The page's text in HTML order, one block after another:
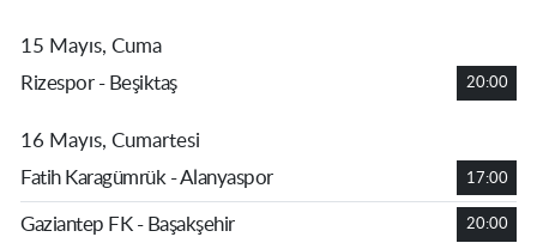
15 Mayıs, Cuma
Rizespor - Beşiktaş
20:00
16 Mayıs, Cumartesi
Fatih Karagümrük - Alanyaspor
17:00
Gaziantep FK - Başakşehir 20:00